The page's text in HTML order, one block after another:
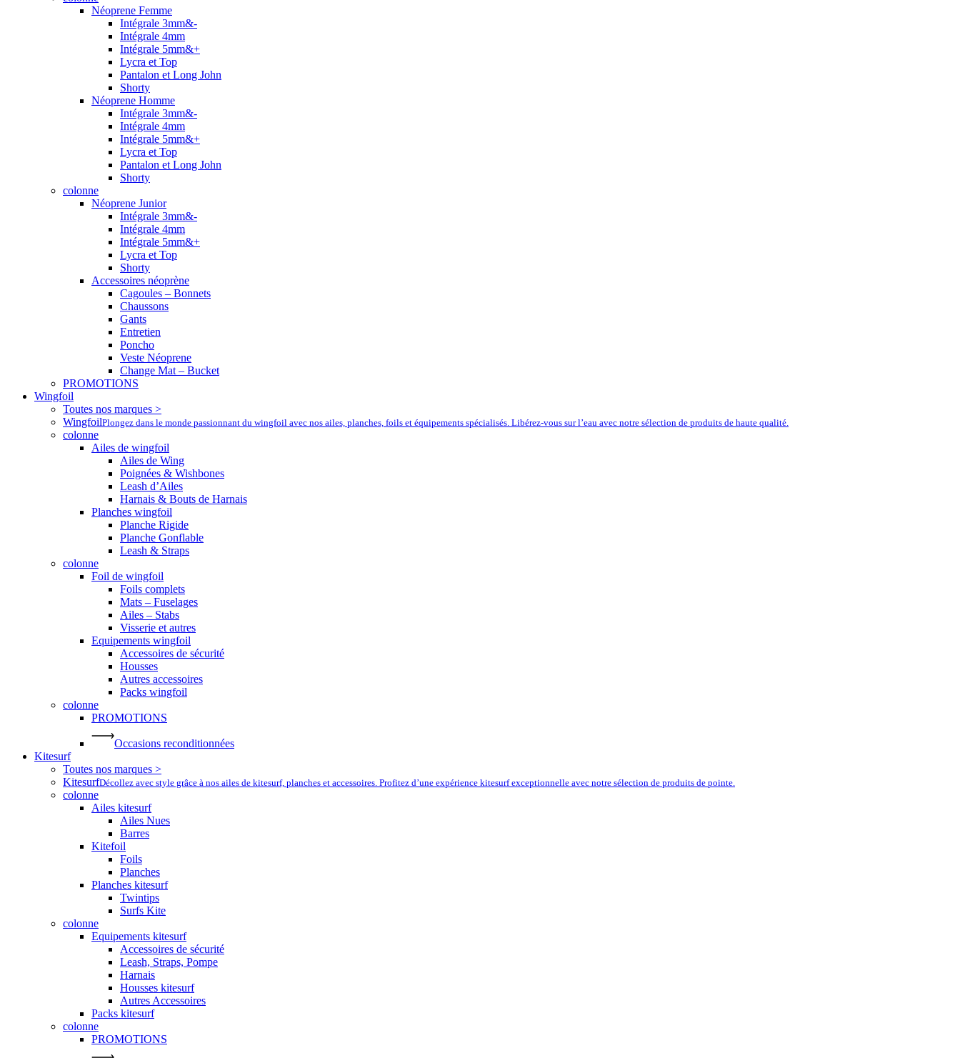
Néoprene Femme
Intégrale 3mm&-
Intégrale 4mm
Intégrale 5mm&+
Lycra et Top
Pantalon et Long John
Shorty
Néoprene Homme
Intégrale 3mm&-
Intégrale 4mm
Intégrale 5mm&+
Lycra et Top
Pantalon et Long John
Shorty
colonne
Néoprene Junior
Intégrale 3mm&-
Intégrale 4mm
Intégrale 5mm&+
Lycra et Top
Shorty
Accessoires néoprène
Cagoules – Bonnets
Chaussons
Gants
Entretien
Poncho
Veste Néoprene
Change Mat – Bucket
PROMOTIONS
Wingfoil
Toutes nos marques >
WingfoilPlongez dans le monde passionnant du wingfoil avec nos ailes, planches, foils et équipements spécialisés. Libérez-vous sur l’eau avec notre sélection de produits de haute qualité.
colonne
Ailes de wingfoil
Ailes de Wing
Poignées & Wishbones
Leash d’Ailes
Harnais & Bouts de Harnais
Planches wingfoil
Planche Rigide
Planche Gonflable
Leash & Straps
colonne
Foil de wingfoil
Foils complets
Mats – Fuselages
Ailes – Stabs
Visserie et autres
Equipements wingfoil
Accessoires de sécurité
Housses
Autres accessoires
Packs wingfoil
colonne
PROMOTIONS
Occasions reconditionnées
Kitesurf
Toutes nos marques >
KitesurfDécollez avec style grâce à nos ailes de kitesurf, planches et accessoires. Profitez d’une expérience kitesurf exceptionnelle avec notre sélection de produits de pointe.
colonne
Ailes kitesurf
Ailes Nues
Barres
Kitefoil
Foils
Planches
Planches kitesurf
Twintips
Surfs Kite
colonne
Equipements kitesurf
Accessoires de sécurité
Leash, Straps, Pompe
Harnais
Housses kitesurf
Autres Accessoires
Packs kitesurf
colonne
PROMOTIONS